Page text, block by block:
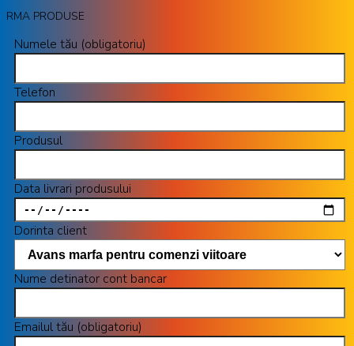
RMA PRODUSE
Numele tău (obligatoriu)
Telefon
Produsul
Data livrari produsului
Dorinta client
Nume detinator cont bancar
Emailul tău (obligatoriu)